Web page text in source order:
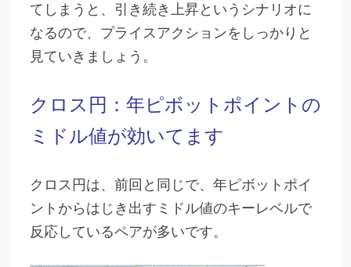
てしまうと、引き続き上昇というシナリオに
なるので、プライスアクションをしっかりと
見ていきましょう。
クロス円：年ピボットポイントの
ミドル値が効いてます
クロス円は、前回と同じで、年ピボットポイ
ントからはじき出すミドル値のキーレベルで
反応しているペアが多いです。